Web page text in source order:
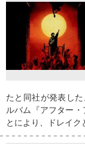
たと同社が発表し
ルバム『アフター
とにより、ドレイク